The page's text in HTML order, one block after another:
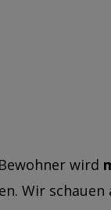
wird
Wir schauen